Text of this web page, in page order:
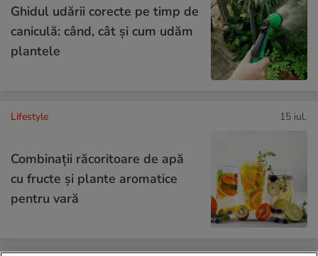
Ghidul udării corecte pe timp de
caniculă: când, cât şi cum udăm
plantele
Lifestyle 15 iul.
Combinaţii răcoritoare de apă
cu fructe şi plante aromatice
pentru vară